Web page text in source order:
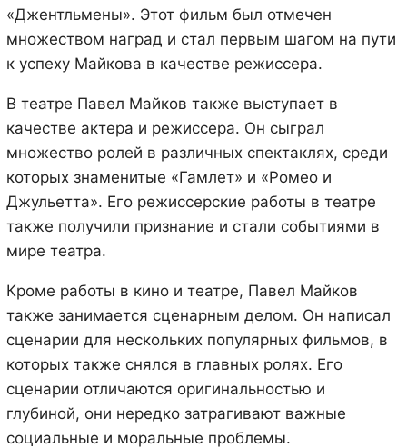
«Джентльмены». Этот фильм был отмечен
множеством наград и стал первым шагом на пути
к успеху Майкова в качестве режиссера.
В театре Павел Майков также выступает в
качестве актера и режиссера. Он сыграл
множество ролей в различных спектаклях, среди
которых знаменитые «Гамлет» и «Ромео и
Джульетта». Его режиссерские работы в театре
также получили признание и стали событиями в
мире театра.
Кроме работы в кино и театре, Павел Майков
также занимается сценарным делом. Он написал
сценарии для нескольких популярных фильмов, в
которых также снялся в главных ролях. Его
сценарии отличаются оригинальностью и
глубиной, они нередко затрагивают важные
социальные и моральные проблемы.